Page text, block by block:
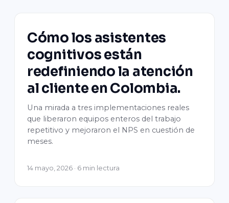
Cómo los asistentes
cognitivos están
redefiniendo la atención
al cliente en Colombia.
Una mirada a tres implementaciones reales
que liberaron equipos enteros del trabajo
repetitivo y mejoraron el NPS en cuestión de
meses.
14 mayo, 2026 · 6 min lectura